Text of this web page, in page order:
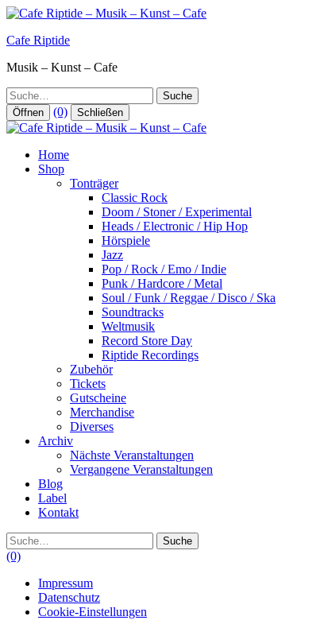
Zum
springen
Cafe Riptide
Musik – Kunst – Cafe
Suche
Öffnen (0) Schließen
Home
Shop
Tonträger
Classic Rock
Doom / Stoner / Experimental
Heads / Electronic / Hip Hop
Hörspiele
Jazz
Pop / Rock / Emo / Indie
Punk / Hardcore / Metal
Soul / Funk / Reggae / Disco / Ska
Soundtracks
Weltmusik
Record Store Day
Riptide Recordings
Zubehör
Tickets
Gutscheine
Merchandise
Diverses
Archiv
Nächste Veranstaltungen
Vergangene Veranstaltungen
Blog
Label
Kontakt
Suche
(0)
Impressum
Datenschutz
Cookie-Einstellungen